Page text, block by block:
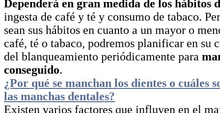
Dependerá en gran medida de los hábitos
ingesta de café y té y consumo de tabaco.
sean sus hábitos en cuanto a un mayor o
café, té o tabaco, podremos planificar en su
del blanqueamiento periódicamente para
conseguido.
¿Por qué se manchan los dientes o cuáles
las manchas dentales?
Existen varios factores que influyen en el